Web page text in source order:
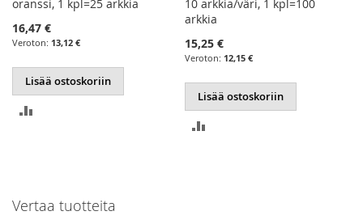
oranssi, 1 kpl=25 arkkia
16,47 €
13,12 €
Lisää ostoskoriin
10 arkkia/väri, 1 kpl=100
arkkia
15,25 €
12,15 €
Lisää ostoskoriin
Vertaa tuotteita